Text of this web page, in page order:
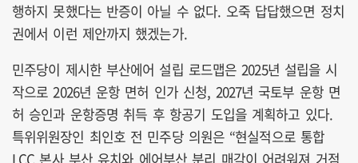
행하지 못했다는 반증이 아닐 수 없다. 오죽 답답했으면 정치
권에서 이런 제안까지 했겠는가.
민주당이 제시한 부산에어 설립 로드맵은 2025년 설립을 시
작으로 2026년 운항 면허 인가 신청, 2027년 국토부 운항 면
허 승인과 운항증명 취득 후 항공기 도입을 계획하고 있다.
특위위원장인 최인호 전 민주당 의원은 “현실적으로 통합
LCC 본사 부산 유치와 에어부산 분리 매각이 어려워져 거점